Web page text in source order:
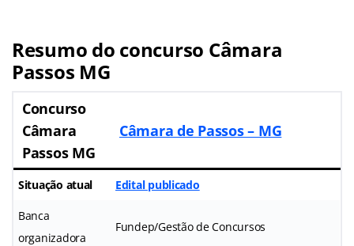
Resumo do concurso Câmara
Passos MG
Concurso
Câmara
Passos MG
Câmara de Passos – MG
Situação atual Edital publicado
Banca
organizadora
Fundep/Gestão de Concursos